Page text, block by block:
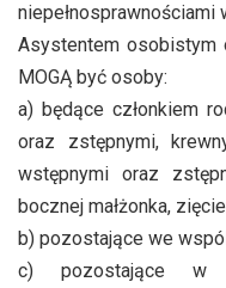
Asystentem osobistym
MOGĄ być osoby:
a) będące członkiem
oraz zstępnymi,
wstępnymi oraz
bocznej małżonka,
b) pozostające we
c) pozostające w